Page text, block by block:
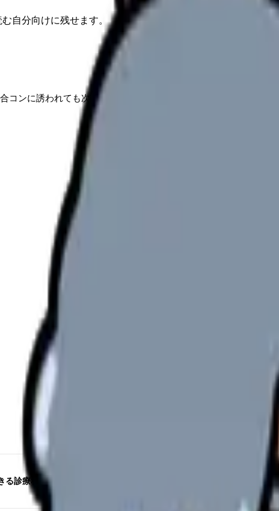
自分向けに残せます。
コンに誘われても次の勤務で疲弊」。看護師特有の勤務形態は
診療科・職場選び